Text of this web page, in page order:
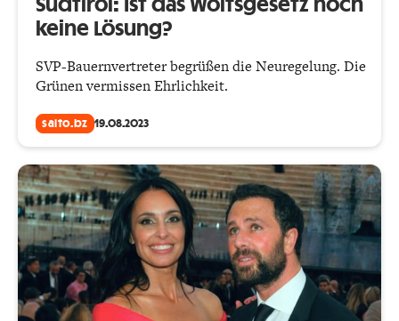
Südtirol: Ist das Wolfsgesetz noch
keine Lösung?
SVP-Bauernvertreter begrüßen die Neuregelung. Die
Grünen vermissen Ehrlichkeit.
salto.bz 19.08.2023